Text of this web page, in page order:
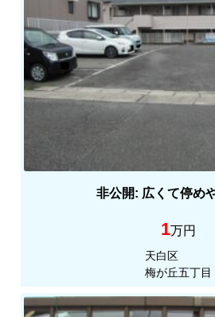
非公開: 広くて停め
1万円
天白区
梅が丘五丁目